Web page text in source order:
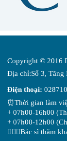
Copyright © 2016
Địa chỉ:Số 3, Tăng
Điện thoại:
⏰Thời gian làm
+ 07h00-16h00
+ 07h00-12h00
👨🏻‍⚕️Bác sĩ thăm